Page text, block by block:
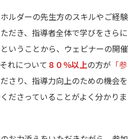
ルダーの先生方のスキルやご経験
だき、指導者全体で学びをさらに
いうことから、ウェビナーの開催
れについて ８０％以上の方が 「参
さり、指導力向上のための機会を
ださっていることがよく分かりま